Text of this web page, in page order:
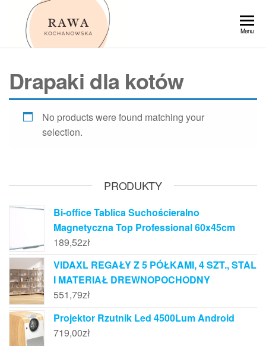
Przejdź
Menu
Drapaki dla kotów
No products were found matching your
selection.
PRODUKTY
Bi-office Tablica Suchościeralno
Magnetyczna Top Professional 60x45cm
189,52zł
VIDAXL REGAŁY Z 5 PÓŁKAMI, 4 SZT., STAL
I MATERIAŁ DREWNOPOCHODNY
551,79zł
Projektor Rzutnik Led 4500Lum Android
719,00zł